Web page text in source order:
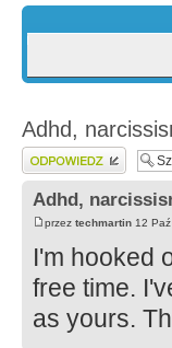
Adhd,
Wyślij odpowiedź
Adhd,
przez techmartin 12
I'm hooked
free time.
as yours.